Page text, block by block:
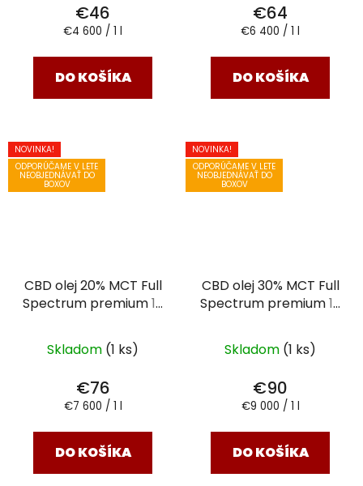
€46
Jednotková
€4 600 / 1 l
DO KOŠÍKA
€64
Jednotková
€6 400 / 1 l
DO KOŠÍKA
NOVINKA!
ODPORÚČAME V LETE
NEOBJEDNÁVAŤ DO
BOXOV
CBD olej 20% MCT Full
Spectrum premium10
Skladom (1 ks)
€76
Jednotková
€7 600 / 1 l
DO KOŠÍKA
NOVINKA!
ODPORÚČAME V LETE
NEOBJEDNÁVAŤ DO
BOXOV
CBD olej 30% MCT Full
Spectrum premium10
Skladom (1 ks)
€90
Jednotková
€9 000 / 1 l
DO KOŠÍKA